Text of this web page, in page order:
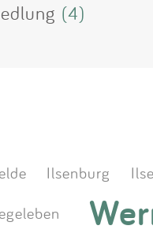
(4)
Ilsenburg